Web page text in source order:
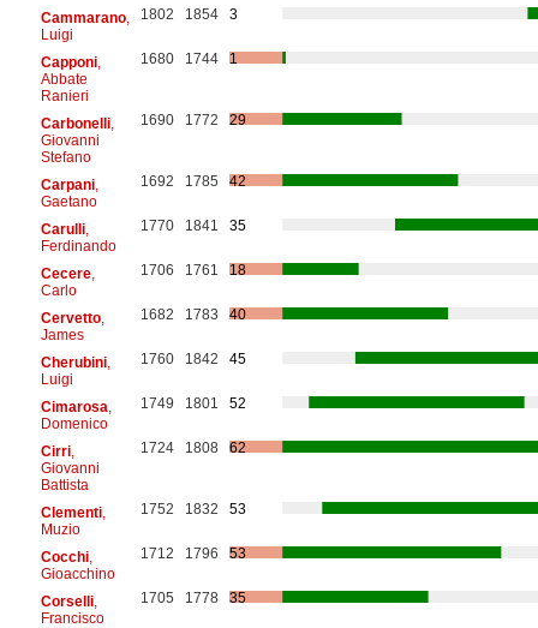
Cammarano,
Luigi
1802 1854 3
Capponi,
Abbate
Ranieri
1680 1744 1
Carbonelli,
Giovanni
Stefano
1690 1772 29
Carpani,
Gaetano
1692 1785 42
Carulli,
Ferdinando
1770 1841 35
Cecere,
Carlo
1706 1761 18
Cervetto,
James
1682 1783 40
Cherubini,
Luigi
1760 1842 45
Cimarosa
Domenico
1749 1801 52
Cirri,
Giovanni
Battista
1724 1808 62
Clementi,
Muzio
1752 1832 53
Cocchi,
Gioacchino
1712 1796 53
Corselli,
Francisco
1705 1778 35